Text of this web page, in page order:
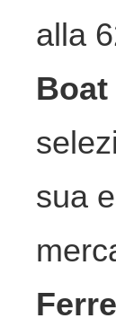
alla
Boat
sua